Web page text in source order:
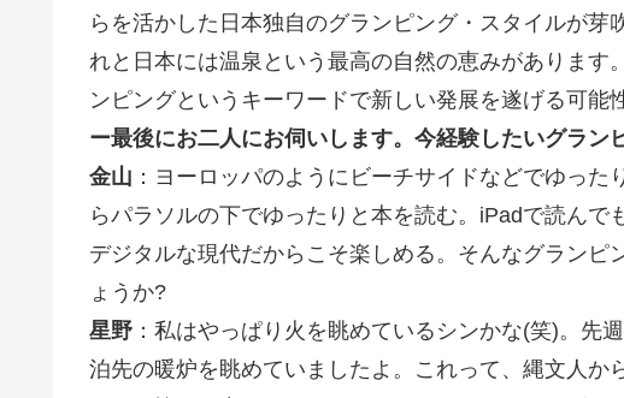
らを活かした日本独自のグランピング・スタイルが
れと日本には温泉という最高の自然の恵みがあります
ンピングというキーワードで新しい発展を遂げる可能
ー最後にお二人にお伺いします。今経験したいグラン
金山 ：ヨーロッパのようにビーチサイドなどでゆっ
らパラソルの下でゆったりと本を読む。iPadで読んで
デジタルな現代だからこそ楽しめる。そんなグランピ
ょうか?
星野 ：私はやっぱり火を眺めているシンかな(笑)。先
泊先の暖炉を眺めていましたよ。これって、縄文人か